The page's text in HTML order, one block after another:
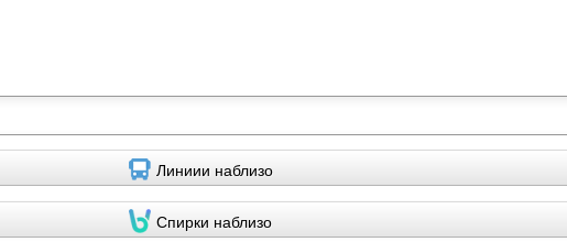
Линиии наблизо
Спирки наблизо